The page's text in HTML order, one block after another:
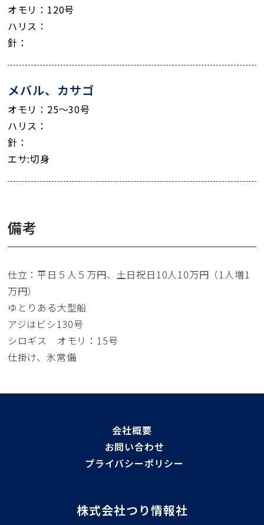
オモリ：120号
ハリス：
針：
メバル、カサゴ
オモリ：25～30号
ハリス：
針：
エサ:切身
備考
仕立：平日５人５万円、土日祝日10人10万円（1人増1
万円）
ゆとりある大型船
アジはビシ130号
シロギス オモリ：15号
仕掛け、氷常備
会社概要
お問い合わせ
プライバシーポリシー
株式会社つり情報社